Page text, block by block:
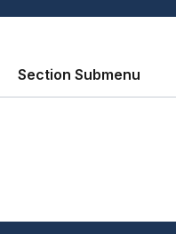
Section Submenu